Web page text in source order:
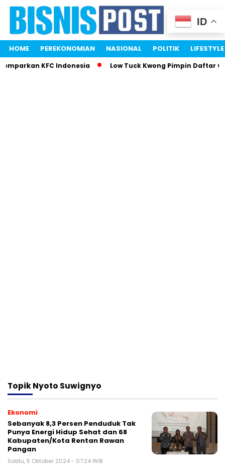
HOME PEREKONOMIAN NASIONAL POLITIK LIFESTYLE
KFC Indonesia Low Tuck Kwong Pimpin Daftar
TopikNyoto Suwignyo
Ekonomi
Sebanyak 8,3 Persen Penduduk Tak
Punya Energi Hidup Sehat dan 68
Kabupaten/Kota Rentan Rawan
Pangan
Sabtu, 5 Oktober 2024 - 07:24 WIB
ID